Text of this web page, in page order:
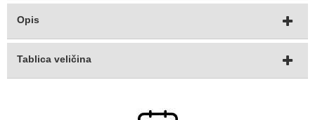
Opis
Tablica veličina